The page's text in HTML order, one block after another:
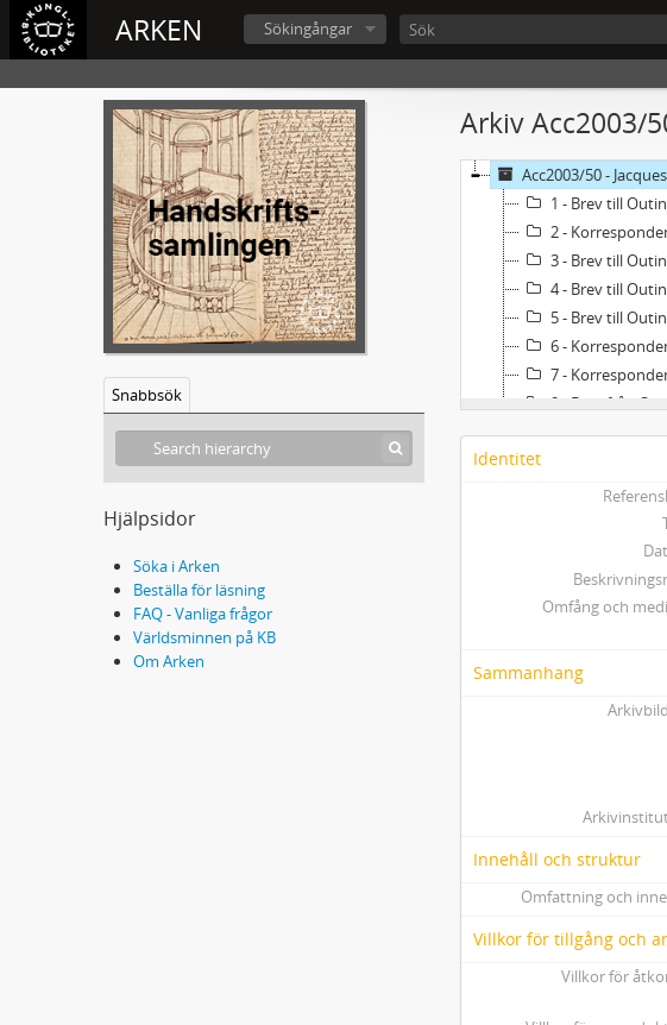
ARKEN Sökingångar
Snabbsök
Hjälpsidor
Söka i Arken
Beställa för läsning
FAQ - Vanliga frågor
Världsminnen på KB
Om Arken
Arkiv Acc2003/
Acc2003/50 -
1 - Brev till
2 -
3 - Brev till
4 - Brev till
5 - Brev till
6 -
7 -
8 - Brev från
9 - Klipp, tryck,
11 - Klipp, tryck,
12 - Klipp, tryck,
13 - Klipp, tryck,
14 - Klipp, tryck,
15 - Klipp, tryck,
18 - L'Étrange
19 - L'Étrange
21 - Erland
24 - Tomas
25 - Tomas
27 - Tomas
28 - Jacques
29 - Jacques
Identitet
Omfång och
Sammanhang
Innehåll och struktur
Omfattning och
Villkor för tillgång och
Villkor för